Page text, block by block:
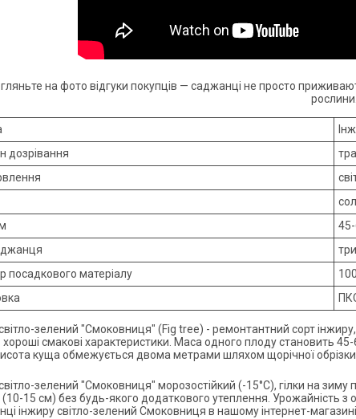
на фото відгуки покупців — саджанці не просто
рослини.
дозрівання
посадкового матеріалу
зелений "Смоковниця" (Fig tree) - ремонтантний сорт
смакові характеристики. Маса одного плоду становить
куща обмежується двома метрами шляхом щорічної обрізки.
зелений "Смоковниця" морозостійкий (-15°С), гілки на
(10-15 см) без будь-якого додаткового утеплення. Урожайність з
інжиру світло-зелений Смоковниця в нашому інтернет-